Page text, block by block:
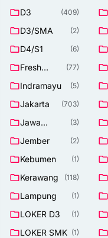
D3 (409)
D3/SMA (2)
D4/S1 (6)
Fresh
(77)
Indramayu (5)
Jakarta (703)
Jawa
(3)
Jember (2)
Kebumen (1)
Kerawang (118)
Lampung (1)
LOKER D3 (1)
LOKER SMK (1)